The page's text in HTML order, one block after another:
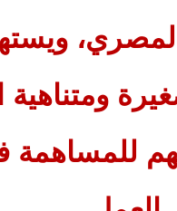
المصري،
للمساهمة